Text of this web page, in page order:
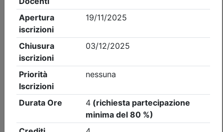
Collegio Geometri e Geometri Laureati della provincia di
Vicenza
Sicurezza in quota: responsabilità
normative e pratica DPI III Categoria -
1^ edizione - Valido ai fini